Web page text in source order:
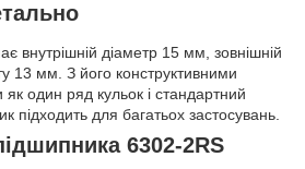
внутрішній діаметр 15 мм, зовнішній
13 мм. З його конструктивними
один ряд кульок і стандартний
підходить для багатьох застосувань.
6302-2RS